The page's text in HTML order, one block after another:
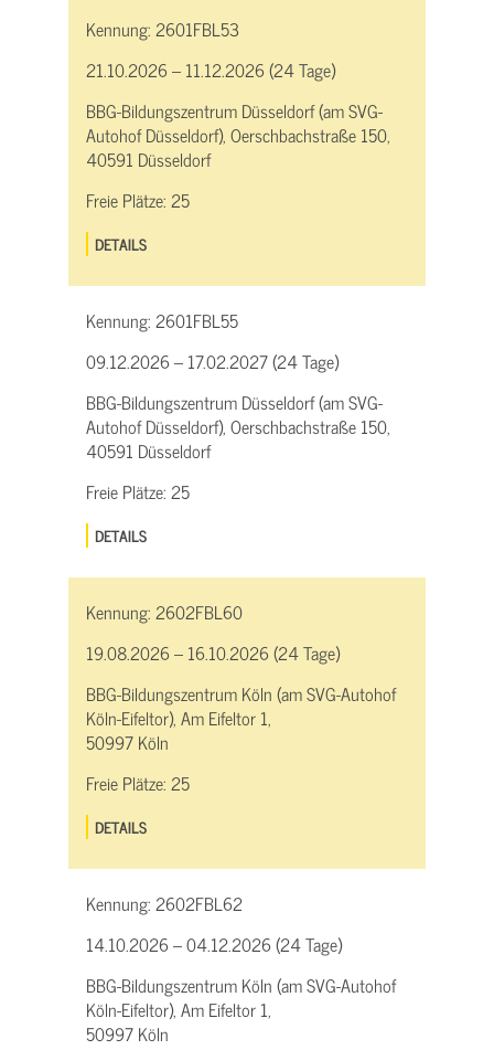
Kennung:2601FBL53
21.10.2026 – 11.12.2026 (24 Tage)
BBG-Bildungszentrum Düsseldorf (am SVG-
Autohof Düsseldorf), Oerschbachstraße 150,
40591 Düsseldorf
Freie Plätze:25
DETAILS
Kennung:2601FBL55
09.12.2026 – 17.02.2027 (24 Tage)
BBG-Bildungszentrum Düsseldorf (am SVG-
Autohof Düsseldorf), Oerschbachstraße 150,
40591 Düsseldorf
Freie Plätze:25
DETAILS
Kennung:2602FBL60
19.08.2026 – 16.10.2026 (24 Tage)
BBG-Bildungszentrum Köln (am SVG-Autohof
Köln-Eifeltor), Am Eifeltor 1,
50997 Köln
Freie Plätze:25
DETAILS
Kennung:2602FBL62
14.10.2026 – 04.12.2026 (24 Tage)
BBG-Bildungszentrum Köln (am SVG-Autohof
Köln-Eifeltor), Am Eifeltor 1,
50997 Köln